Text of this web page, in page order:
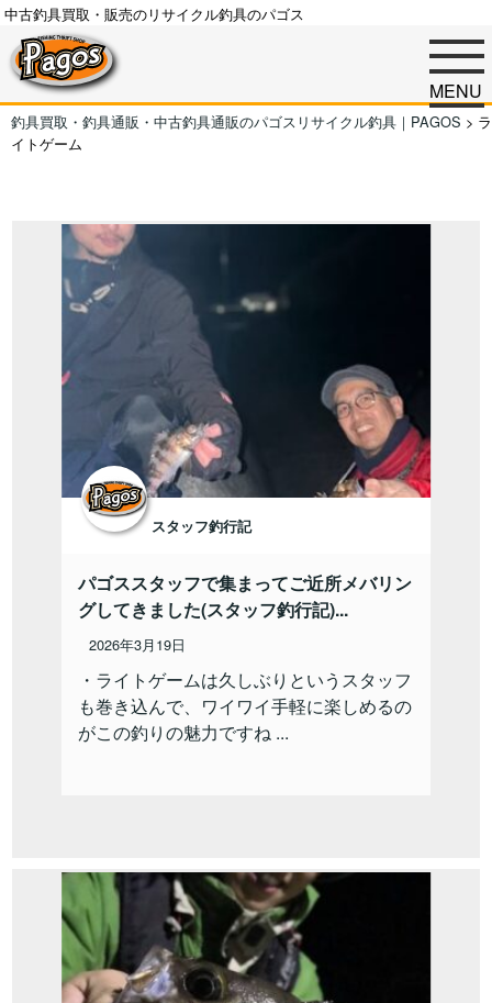
中古釣具買取・販売のリサイクル釣具のパゴス
MENU
釣具買取・釣具通販・中古釣具通販のパゴスリサイクル釣具｜PAGOS > ラ
イトゲーム
スタッフ釣行記
パゴススタッフで集まってご近所メバリン
グしてきました(スタッフ釣行記)...
2026年3月19日
・ライトゲームは久しぶりというスタッフ
も巻き込んで、ワイワイ手軽に楽しめるの
がこの釣りの魅力ですね ...